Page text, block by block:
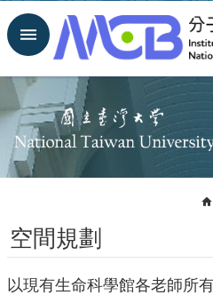
跳到主要內容區塊
進
搜
尋
回
首
頁
頁
站
空間規劃
以現有生命科學館各老師所